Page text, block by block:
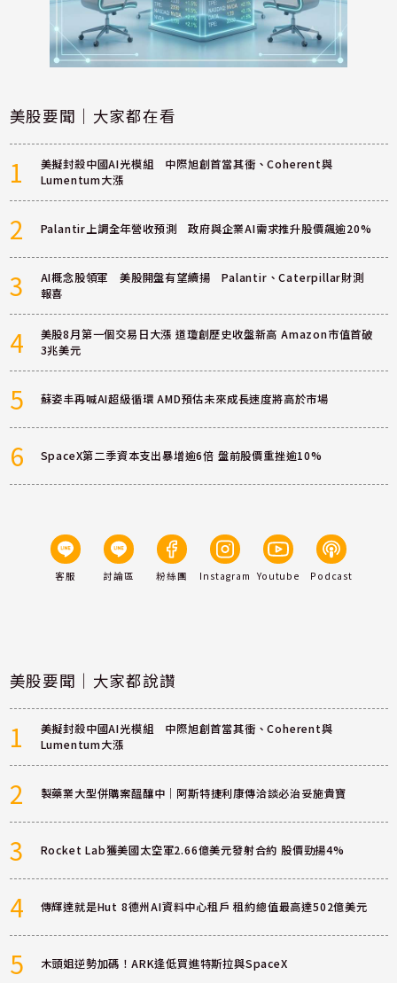
美股要聞｜大家都在看
1
美擬封殺中國AI光模組 中際旭創首當其衝、Coherent與
Lumentum大漲
2 Palantir上調全年營收預測 政府與企業AI需求推升股價飆逾20%
3
AI概念股領軍 美股開盤有望續揚 Palantir、Caterpillar財測
報喜
4
美股8月第一個交易日大漲 道瓊創歷史收盤新高 Amazon市值首破
3兆美元
5 蘇姿丰再喊AI超級循環 AMD預估未來成長速度將高於市場
6 SpaceX第二季資本支出暴增逾6倍 盤前股價重挫逾10%
客服 討論區 粉絲團 Instagram Youtube Podcast
美股要聞｜大家都說讚
1
美擬封殺中國AI光模組 中際旭創首當其衝、Coherent與
Lumentum大漲
2 製藥業大型併購案醞釀中｜阿斯特捷利康傳洽談必治妥施貴寶
3 Rocket Lab獲美國太空軍2.66億美元發射合約 股價勁揚4%
4 傳輝達就是Hut 8德州AI資料中心租戶 租約總值最高達502億美元
5 木頭姐逆勢加碼！ARK逢低買進特斯拉與SpaceX